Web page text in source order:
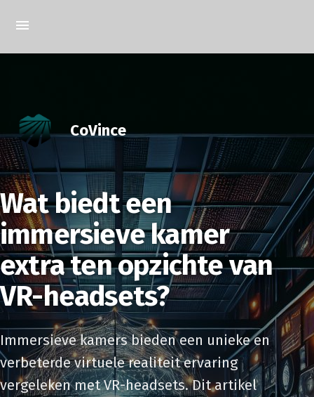
CoVince
Wat biedt een
immersieve kamer
extra ten opzichte van
VR-headsets?
Immersieve kamers bieden een unieke en
verbeterde virtuele realiteit ervaring
vergeleken met VR-headsets. Dit artikel